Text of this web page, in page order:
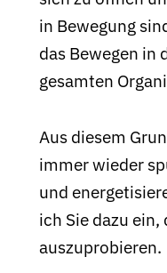
in Bewegung
das Bewegen in
gesamten
Aus diesem
immer wieder
und
ich Sie dazu
auszuprobieren.